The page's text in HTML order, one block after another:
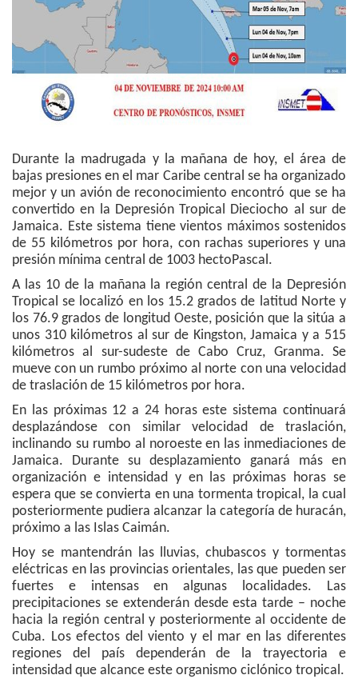
Durante la madrugada y la mañana de hoy, el área de
bajas presiones en el mar Caribe central se ha organizado
mejor y un avión de reconocimiento encontró que se ha
convertido en la Depresión Tropical Dieciocho al sur de
Jamaica. Este sistema tiene vientos máximos sostenidos
de 55 kilómetros por hora, con rachas superiores y una
presión mínima central de 1003 hectoPascal.
A las 10 de la mañana la región central de la Depresión
Tropical se localizó en los 15.2 grados de latitud Norte y
los 76.9 grados de longitud Oeste, posición que la sitúa a
unos 310 kilómetros al sur de Kingston, Jamaica y a 515
kilómetros al sur-sudeste de Cabo Cruz, Granma. Se
mueve con un rumbo próximo al norte con una velocidad
de traslación de 15 kilómetros por hora.
En las próximas 12 a 24 horas este sistema continuará
desplazándose con similar velocidad de traslación,
inclinando su rumbo al noroeste en las inmediaciones de
Jamaica. Durante su desplazamiento ganará más en
organización e intensidad y en las próximas horas se
espera que se convierta en una tormenta tropical, la cual
posteriormente pudiera alcanzar la categoría de huracán,
próximo a las Islas Caimán.
Hoy se mantendrán las lluvias, chubascos y tormentas
eléctricas en las provincias orientales, las que pueden ser
fuertes e intensas en algunas localidades. Las
precipitaciones se extenderán desde esta tarde – noche
hacia la región central y posteriormente al occidente de
Cuba. Los efectos del viento y el mar en las diferentes
regiones del país dependerán de la trayectoria e
intensidad que alcance este organismo ciclónico tropical.